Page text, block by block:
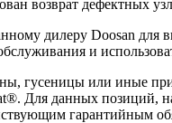
возврат дефектных
дилеру Doosan
и
гусеницы или иные
Для данных позиций,
гарантийным